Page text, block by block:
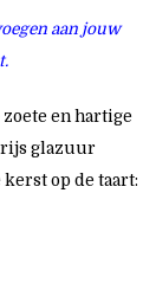
aan jouw
en hartige
glazuur
op de taart: